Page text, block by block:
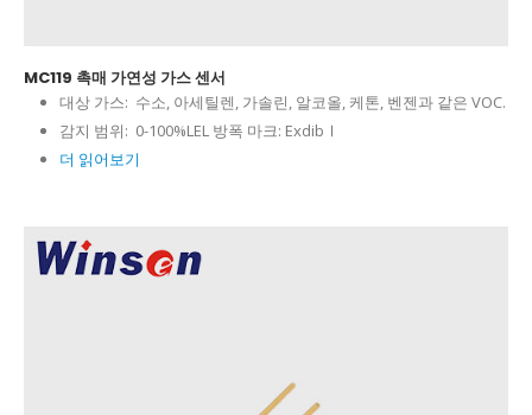
MC119 촉매 가연성 가스 센서
대상 가스: 수소, 아세틸렌, 가솔린, 알코올, 케톤, 벤젠과 같은 VOC.
감지 범위: 0-100%LEL 방폭 마크: ExdibⅠ
더 읽어보기